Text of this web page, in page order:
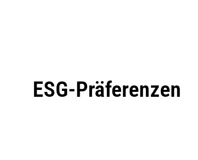
ESG-Präferenzen